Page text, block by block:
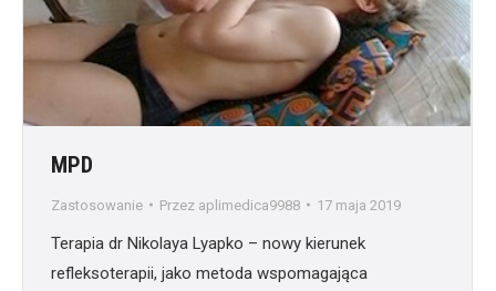
MPD
Zastosowanie Przez aplimedica9988 17 maja 2019
Terapia dr Nikolaya Lyapko – nowy kierunek
refleksoterapii, jako metoda wspomagająca